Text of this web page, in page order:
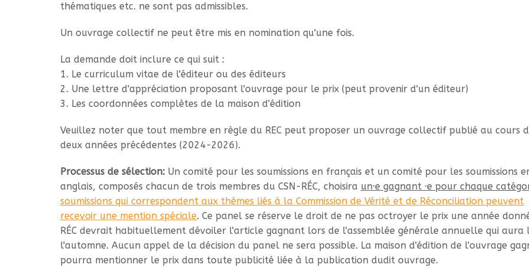
thématiques etc. ne sont pas admissibles.
Un ouvrage collectif ne peut être mis en nomination qu'une fois.
La demande doit inclure ce qui suit :
1. Le curriculum vitae de l'éditeur ou des éditeurs
2. Une lettre d'appréciation proposant l'ouvrage pour le prix (peut provenir d'un éditeur)
3. Les coordonnées complètes de la maison d'édition
Veuillez noter que tout membre en règle du REC peut proposer un ouvrage collectif publié au cours
deux années précédentes (2024-2026).
Processus de sélection: Un comité pour les soumissions en français et un comité pour les soumissions
anglais, composés chacun de trois membres du CSN-RÉC, choisira un·e gagnant ·e pour chaque
soumissions qui correspondent aux thèmes liés à la Commission de Vérité et de Réconciliation peuvent
recevoir une mention spéciale. Ce panel se réserve le droit de ne pas octroyer le prix une année
RÉC devrait habituellement dévoiler l'article gagnant lors de l'assemblée générale annuelle qui aura
l'automne. Aucun appel de la décision du panel ne sera possible. La maison d'édition de l'ouvrage
pourra mentionner le prix dans toute publicité liée à la publication dudit ouvrage.